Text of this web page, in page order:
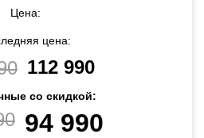
Цена:
цена:
112 990
со скидкой:
94 990